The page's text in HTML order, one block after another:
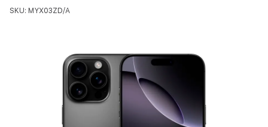
SKU: MYX03ZD/A